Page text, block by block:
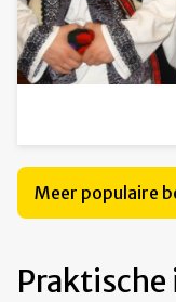
Meer populaire